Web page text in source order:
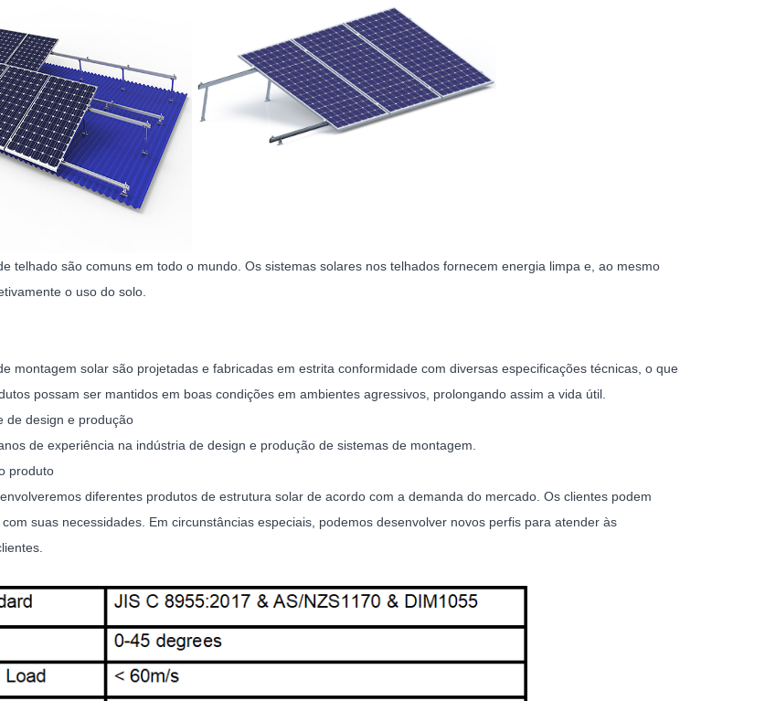
telhado são comuns em todo o mundo. Os sistemas solares nos telhados fornecem energia limpa e, ao mesmo
o uso do solo.
montagem solar são projetadas e fabricadas em estrita conformidade com diversas especificações técnicas, o que
possam ser mantidos em boas condições em ambientes agressivos, prolongando assim a vida útil.
de design e produção
de experiência na indústria de design e produção de sistemas de montagem.
produto
diferentes produtos de estrutura solar de acordo com a demanda do mercado. Os clientes podem
suas necessidades. Em circunstâncias especiais, podemos desenvolver novos perfis para atender às